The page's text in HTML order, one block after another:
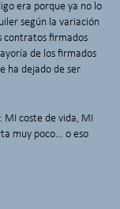
era porque ya no lo
según la variación
contratos firmados
de los firmados
ha dejado de ser
coste de vida, MI
muy poco… o eso